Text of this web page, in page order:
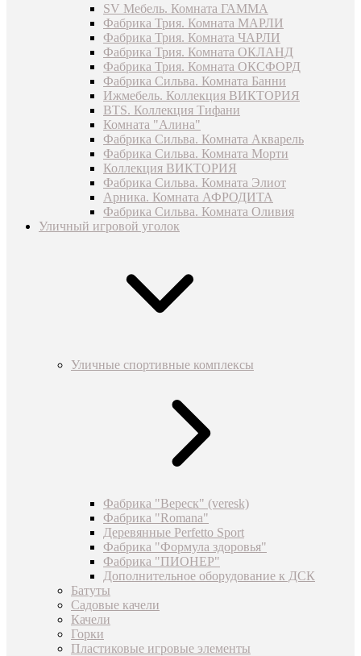
SV Мебель. Комната ГАММА
Фабрика Трия. Комната МАРЛИ
Фабрика Трия. Комната ЧАРЛИ
Фабрика Трия. Комната ОКЛАНД
Фабрика Трия. Комната ОКСФОРД
Фабрика Сильва. Комната Банни
Ижмебель. Коллекция ВИКТОРИЯ
BTS. Коллекция Тифани
Комната "Алина"
Фабрика Сильва. Комната Акварель
Фабрика Сильва. Комната Морти
Коллекция ВИКТОРИЯ
Фабрика Сильва. Комната Элиот
Арника. Комната АФРОДИТА
Фабрика Сильва. Комната Оливия
Уличный игровой уголок
Уличные спортивные комплексы
Фабрика "Вереск" (veresk)
Фабрика "Romana"
Деревянные Perfetto Sport
Фабрика "Формула здоровья"
Фабрика "ПИОНЕР"
Дополнительное оборудование к ДСК
Батуты
Садовые качели
Качели
Горки
Пластиковые игровые элементы